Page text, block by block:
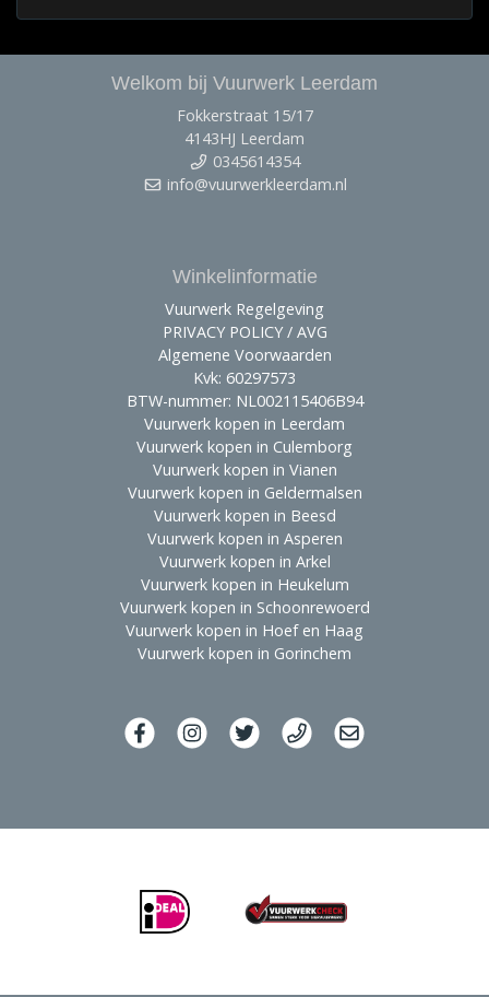
Welkom bij Vuurwerk Leerdam
Fokkerstraat 15/17
4143HJ Leerdam
0345614354
info@vuurwerkleerdam.nl
Winkelinformatie
Vuurwerk Regelgeving
PRIVACY POLICY / AVG
Algemene Voorwaarden
Kvk: 60297573
BTW-nummer: NL002115406B94
Vuurwerk kopen in Leerdam
Vuurwerk kopen in Culemborg
Vuurwerk kopen in Vianen
Vuurwerk kopen in Geldermalsen
Vuurwerk kopen in Beesd
Vuurwerk kopen in Asperen
Vuurwerk kopen in Arkel
Vuurwerk kopen in Heukelum
Vuurwerk kopen in Schoonrewoerd
Vuurwerk kopen in Hoef en Haag
Vuurwerk kopen in Gorinchem